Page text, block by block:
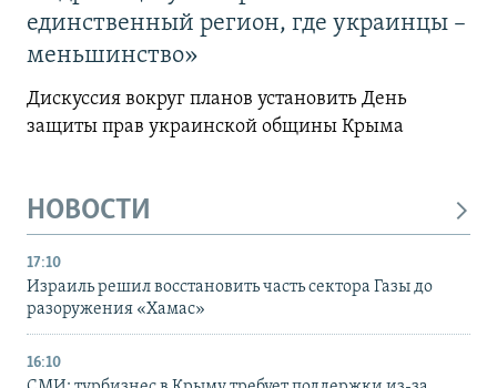
единственный регион, где украинцы –
меньшинство»
Дискуссия вокруг планов установить День
защиты прав украинской общины Крыма
НОВОСТИ
17:10
Израиль решил восстановить часть сектора Газы до
разоружения «Хамас»
16:10